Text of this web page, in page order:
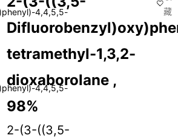
tetramethyl-1,3,2-
dioxaborolane ,
98%
2-(3-((3,5-
藏